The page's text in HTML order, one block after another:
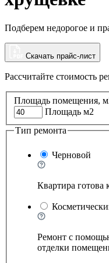
Подберем недорогое и
Скачать прайс-лист
Рассчитайте стоимость
Площадь помещения,
Площадь м2
Тип ремонта
Черновой
Квартира готова
Ремонт с
отделки